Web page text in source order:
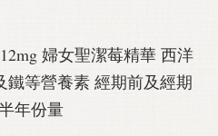
婦女聖潔莓精華 西洋
等營養素 經期前及經期
年份量